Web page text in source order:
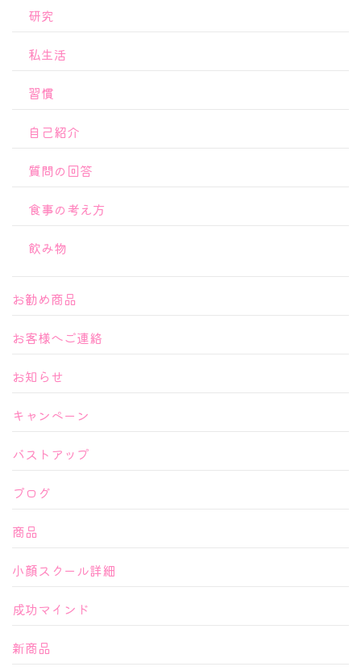
研究
私生活
習慣
自己紹介
質問の回答
食事の考え方
飲み物
お勧め商品
お客様へご連絡
お知らせ
キャンペーン
バストアップ
ブログ
商品
小顔スクール詳細
成功マインド
新商品